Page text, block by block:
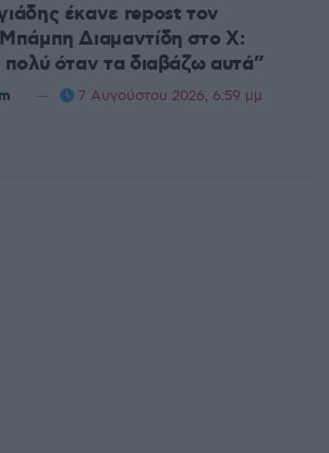
έκανε repost τον
Διαμαντίδη στο X:
όταν τα διαβάζω αυτά”
7 Αυγούστου 2026, 6:59 μμ